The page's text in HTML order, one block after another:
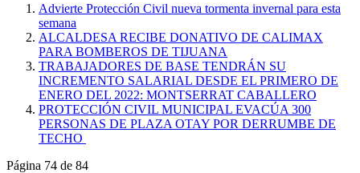
Advierte Protección Civil nueva tormenta invernal para esta
semana
ALCALDESA RECIBE DONATIVO DE CALIMAX
PARA BOMBEROS DE TIJUANA
TRABAJADORES DE BASE TENDRÁN SU
INCREMENTO SALARIAL DESDE EL PRIMERO DE
ENERO DEL 2022: MONTSERRAT CABALLERO
PROTECCIÓN CIVIL MUNICIPAL EVACÚA 300
PERSONAS DE PLAZA OTAY POR DERRUMBE DE
TECHO
Página 74 de 84